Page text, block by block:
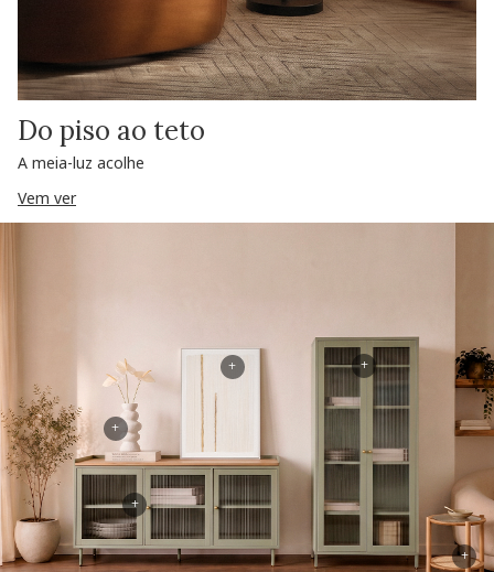
Do piso ao teto
A meia-luz acolhe
Vem ver
+
+
+
+
+